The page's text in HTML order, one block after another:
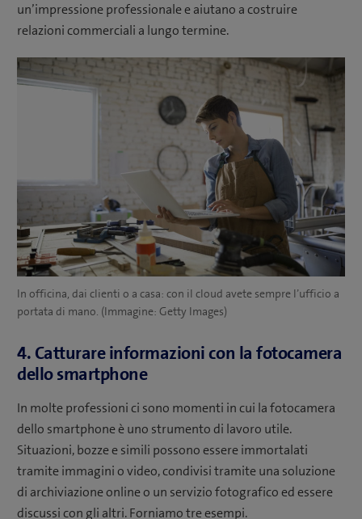
un’impressione professionale e aiutano a costruire
relazioni commerciali a lungo termine.
In officina, dai clienti o a casa: con il cloud avete sempre l’ufficio a
portata di mano. (Immagine: Getty Images)
4. Catturare informazioni con la fotocamera
dello smartphone
In molte professioni ci sono momenti in cui la fotocamera
dello smartphone è uno strumento di lavoro utile.
Situazioni, bozze e simili possono essere immortalati
tramite immagini o video, condivisi tramite una soluzione
di archiviazione online o un servizio fotografico ed essere
discussi con gli altri. Forniamo tre esempi.